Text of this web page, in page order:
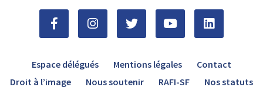
Espace délégués Mentions légales
Contact
Droit à l’image
Nous soutenir RAFI-SF Nos statuts